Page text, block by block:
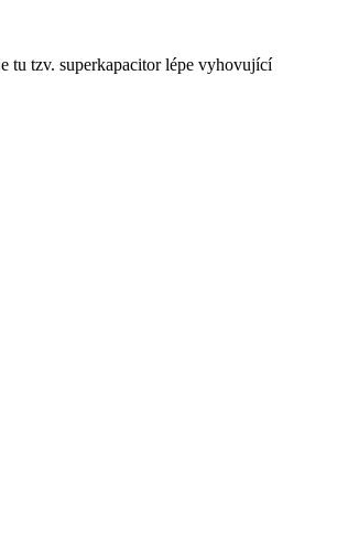
tu tzv. superkapacitor lépe vyhovující